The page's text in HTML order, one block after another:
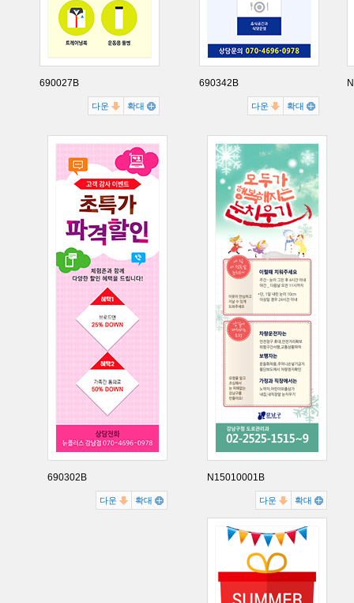
690027B
다운 확대
690342B
다운 확대
690302B
다운 확대
N15010001B
다운 확대